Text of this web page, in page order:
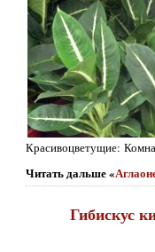
Красивоцветущие:
Читать дальше «
Гибискус